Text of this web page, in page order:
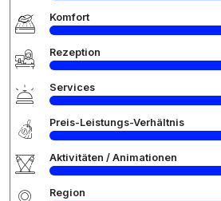
Komfort
Rezeption
Services
Preis-Leistungs-Verhältnis
Aktivitäten / Animationen
Region